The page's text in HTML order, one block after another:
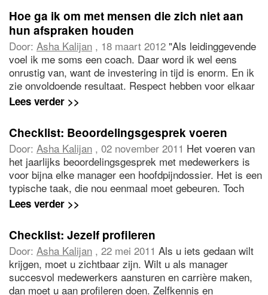
probeer betrokkenen te motiveren, maar dat gaat
moeizaam. Hoe verander ik deze situatie?"
Hoe ga ik om met mensen die zich niet aan
hun afspraken houden
Door: Asha Kalijan , 18 maart 2012 "Als leidinggevende
voel ik me soms een coach. Daar word ik wel eens
onrustig van, want de investering in tijd is enorm. En ik
zie onvoldoende resultaat. Respect hebben voor elkaar
en je houden aan afspraken zouden heel
houden zich er vaak niet aan. Hoe ga ik daarmee om?"
Lees verder >>
Checklist: Beoordelingsgesprek voeren
Door: Asha Kalijan , 02 november 2011 Het voeren van
het jaarlijks beoordelingsgesprek met medewerkers is
voor bijna elke manager een hoofdpijndossier. Het is een
typische taak, die nou eenmaal moet gebeuren. Toch
hoeft het het niet al te moeilijk te zijn. Met deze handige
voorkomt u bekende valkuilen.
Lees verder >>
Checklist: Jezelf profileren
Door: Asha Kalijan , 22 mei 2011 Als u iets gedaan wilt
krijgen, moet u zichtbaar zijn. Wilt u als manager
succesvol medewerkers aansturen en carrière maken,
dan moet u aan profileren doen. Zelfkennis en